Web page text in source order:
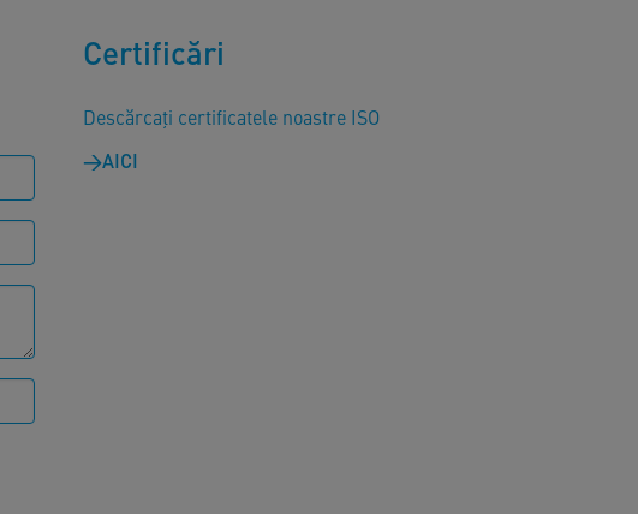
Certificări
Descărcați certificatele noastre ISO
AICI